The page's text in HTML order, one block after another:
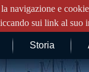
navigazione e
sui link al suo
Storia